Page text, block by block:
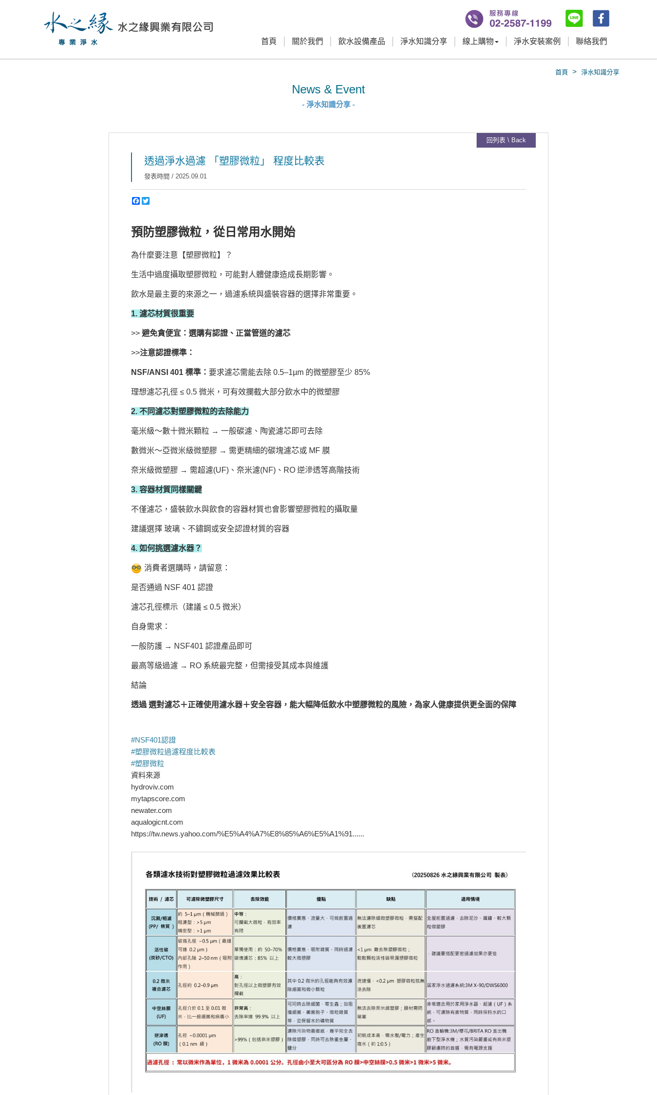
首頁 關於我們 飲水設備產品 淨水知識分享 線上購物 淨水安裝案例 聯絡我們
首頁 > 淨水知識分享
News & Event
- 淨水知識分享 -
透過淨水過濾 「塑膠微粒」 程度比較表
發表時間 / 2025.09.01
預防塑膠微粒，從日常用水開始
為什麼要注意【塑膠微粒】？
生活中過度攝取塑膠微粒，可能對人體健康造成長期影響。
飲水是最主要的來源之一，過濾系統與盛裝容器的選擇非常重要。
1. 濾芯材質很重要
>> 避免貪便宜：選購有認證、正當管道的濾芯
>>注意認證標準：
NSF/ANSI 401 標準： 要求濾芯需能去除 0.5–1µm 的微塑膠至少 85%
理想濾芯孔徑 ≤ 0.5 微米，可有效攔截大部分飲水中的微塑膠
2. 不同濾芯對塑膠微粒的去除能力
毫米級～數十微米顆粒 → 一般碳濾、陶瓷濾芯即可去除
數微米～亞微米級微塑膠 → 需更精細的碳塊濾芯或 MF 膜
奈米級微塑膠 → 需超濾(UF)、奈米濾(NF)、RO 逆滲透等高階技術
3. 容器材質同樣關鍵
不僅濾芯，盛裝飲水與飲食的容器材質也會影響塑膠微粒的攝取量
建議選擇 玻璃、不鏽鋼或安全認證材質的容器
4. 如何挑選濾水器？
消費者選購時，請留意：
是否通過 NSF 401 認證
濾芯孔徑標示（建議 ≤ 0.5 微米）
自身需求：
一般防護 → NSF401 認證產品即可
最高等級過濾 → RO 系統最完整，但需接受其成本與維護
結論
透過 選對濾芯＋正確使用濾水器＋安全容器，能大幅降低飲水中塑膠微粒的風險，為家人健康提供更全面的保障
#NSF401認證
#塑膠微粒過濾程度比較表
#塑膠微粒
資料來源
hydroviv.com
mytapscore.com
newater.com
aqualogicnt.com
https://tw.news.yahoo.com/%E5%A4%A7%E8%85%A6%E5%A1%91......
回列表 \ Back